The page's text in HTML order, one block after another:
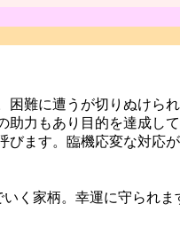
難に遭うが切りぬけられ
力もあり目的を達成して
ます。臨機応変な対応が
く家柄。幸運に守られま